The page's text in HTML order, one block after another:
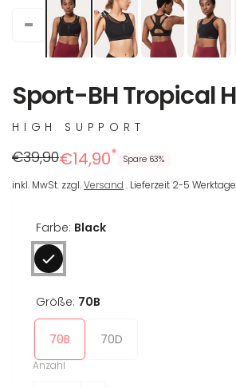
Sport-BH Tropical
HIGH SUPPORT
Regulärer
Preis
€39,90
Reduzierter
Preis
€14,90* Spare 63%
inkl. MwSt. zzgl.Versand . Lieferzeit 2-5
Farbe: Black
Größe: 70B
70B 70D
Anzahl